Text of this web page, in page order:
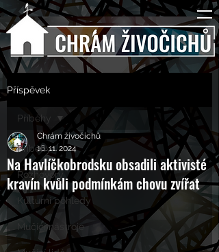
Příspěvek
Příběhy
Rozhovory
Kulturní pohledy
Mučící nástroje
Příběhy
Na Havlíčkobrodsku obsadili aktivisté
kravín kvůli podmínkám chovu zvířat
Chrám živočichů
16. 11. 2024